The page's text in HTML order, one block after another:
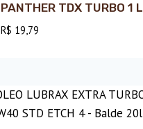
PANTHER TDX TURBO 1 L
R$ 19,79